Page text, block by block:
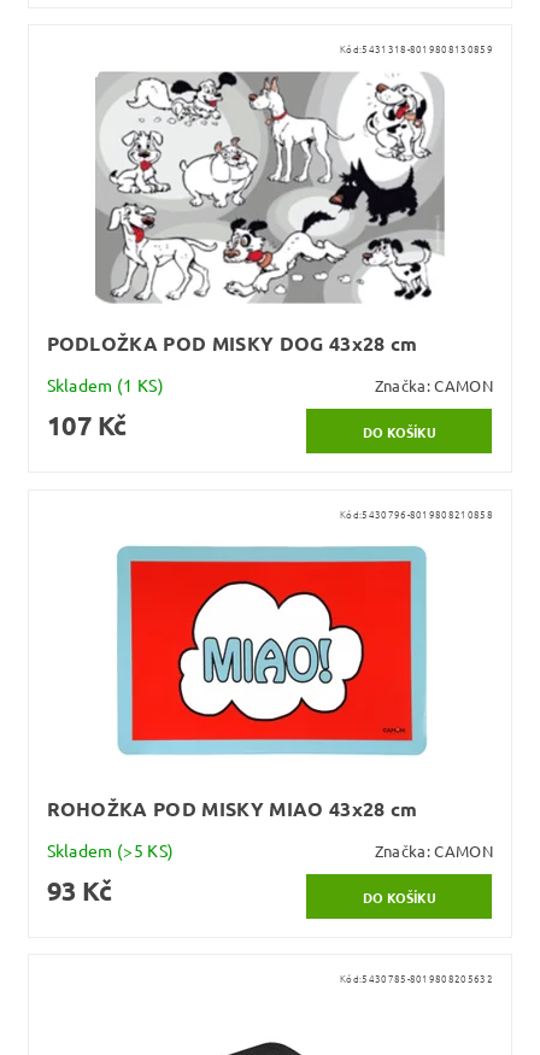
Kód:5431318-8019808130859
PODLOŽKA POD MISKY DOG 43x28 cm
Skladem (1 KS) Značka:CAMON
107 Kč
Kód:5430796-8019808210858
ROHOŽKA POD MISKY MIAO 43x28 cm
Skladem (>5 KS) Značka:CAMON
93 Kč
Kód:5430785-8019808205632